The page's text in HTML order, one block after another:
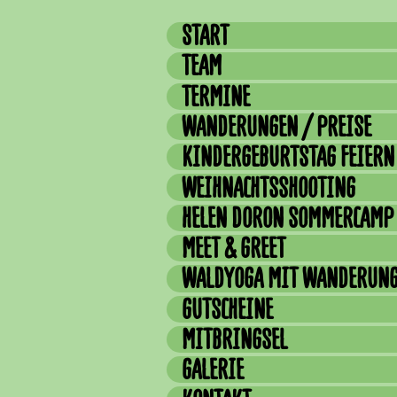
START
TEAM
TERMINE
WANDERUNGEN / PREISE
KINDERGEBURTSTAG FEIERN
WEIHNACHTSSHOOTING
HELEN DORON SOMMERCAMP
MEET & GREET
WALDYOGA MIT
GUTSCHEINE
MITBRINGSEL
GALERIE